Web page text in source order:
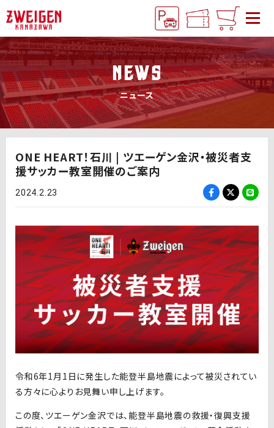
NEWS
ニュース
ONE HEART！石川 | ツエーゲン金沢・被災者支
援サッカー教室開催のご案内
2024.2.23
令和6年1 月 1 日に発生した能登半島地震によって被災されてい
る方々に心よりお見舞い申し上げます。
この度、ツエーゲン金沢では、能登半島地震の救援・復興支援